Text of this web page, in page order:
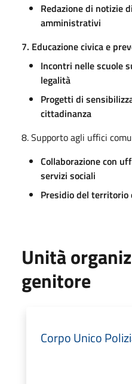
Redazione di notizie
amministrativi
7. Educazione civica e
Incontri nelle scuole
legalità
Progetti di
cittadinanza
8. Supporto agli uffici
Collaborazione con
servizi sociali
Presidio del
Unità
genitore
Corpo Unico